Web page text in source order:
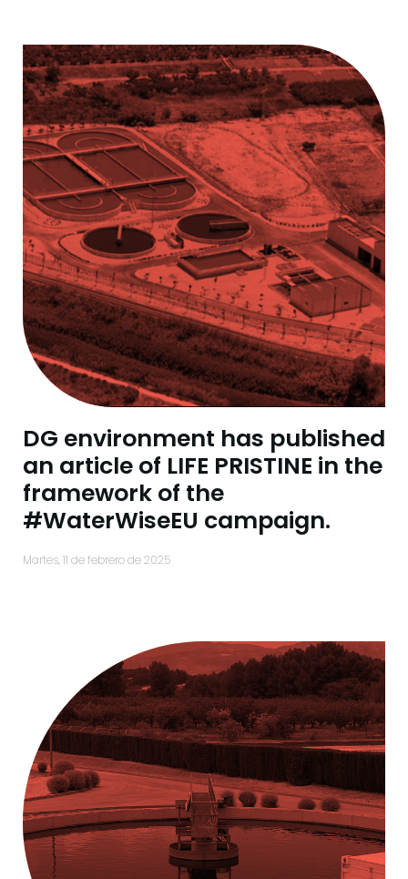
DG environment has published
an article of LIFE PRISTINE in the
framework of the
#WaterWiseEU campaign.
martes, 11 de febrero de 2025